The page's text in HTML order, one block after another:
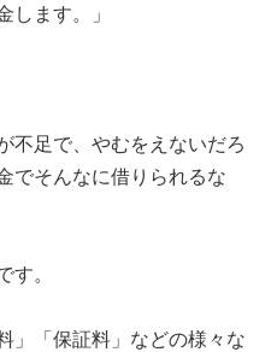
します。」
不足で、やむをえないだろ
でそんなに借りられるな
す。
」「保証料」などの様々な